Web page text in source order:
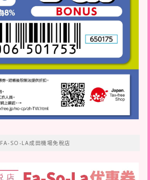
FA-SO-LA成田機場免稅店